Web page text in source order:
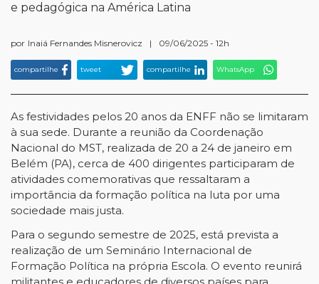
e pedagógica na América Latina
por Inaiá Fernandes Misnerovicz | 09/06/2025 - 12h
compartilhe tweet compartilhe WhatsApp
As festividades pelos 20 anos da ENFF não se limitaram
à sua sede. Durante a reunião da Coordenação
Nacional do MST, realizada de 20 a 24 de janeiro em
Belém (PA), cerca de 400 dirigentes participaram de
atividades comemorativas que ressaltaram a
importância da formação política na luta por uma
sociedade mais justa.
Para o segundo semestre de 2025, está prevista a
realização de um Seminário Internacional de
Formação Política na própria Escola. O evento reunirá